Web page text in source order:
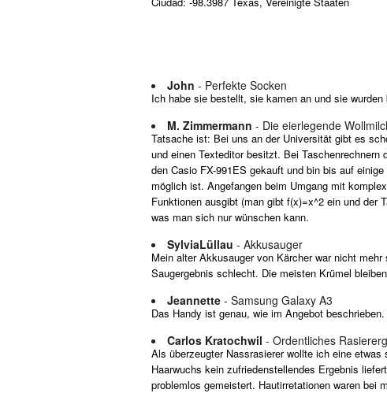
John - Perfekte Socken
Ich habe sie bestellt, sie kamen an und sie
M. Zimmermann - Die eierlegende
Tatsache ist: Bei uns an der Universität gibt es
und einen Texteditor besitzt. Bei
den Casio FX-991ES gekauft und bin bis auf
möglich ist. Angefangen beim Umgang mit
Funktionen ausgibt (man gibt f(x)=x^2 ein und der
was man sich nur wünschen kann.
SylviaLüllau - Akkusauger
Mein alter Akkusauger von Kärcher war nicht
Saugergebnis schlecht. Die meisten Krümel
Jeannette - Samsung Galaxy A3
Das Handy ist genau, wie im Angebot
Carlos Kratochwil - Ordentliches
Als überzeugter Nassrasierer wollte ich eine
Haarwuchs kein zufriedenstellendes Ergebnis
problemlos gemeistert. Hautirretationen waren bei